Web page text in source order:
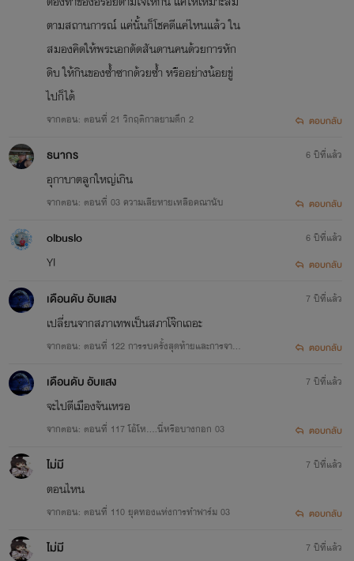
ตามสถานการณ์ แค่นั้นก็โชคดีแค่ไหนแล้ว ใน
สมองคิดให้พระเอกดัดสันดานคนด้วยการหัก
ดิบ ให้กินของซํ้าซากด้วยซํ้า หรืออย่างน้อยขู่
ไปก็ได้
จากตอน: ตอนที่ 21 วิกฤติกาลยามดึก 2 ตอบกลับ
ธนากร
อุกาบาตลูกใหญ่เกิน
จากตอน: ตอนที่ 03 ความเสียหาย​เหลือคณานับ
6 ปีที่แล้ว
ตอบกลับ
olbuslo
YI
6 ปีที่แล้ว
ตอบกลับ
เดือนดับ อับแสง
เปลี่ยนจากสภาเทพเป็นสภาโจ๊กเถอะ
จากตอน: ตอนที่ 122 การรบครั้งสุดท้ายและการจาก
7 ปีที่แล้ว
ตอบกลับ
เดือนดับ อับแสง
จะไปตีเมืองจันเหรอ
จากตอน: ตอนที่ 117 โอ้โห….นี่หรือบางกอก 03
7 ปีที่แล้ว
ตอบกลับ
ไม่มี
ตอนไหน
จากตอน: ตอนที่ 110 ยุคทองแห่งการทำฟาร์ม 03
7 ปีที่แล้ว
ตอบกลับ
ไม่มี 7 ปีที่แล้ว